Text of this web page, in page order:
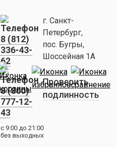
8 (812)
336-43-
62
8 (800)
777-12-
43
с 9:00 до 21:00
без выходных
г. Санкт-
Петербург,
пос. Бугры,
Шоссейная 1А
Проверить
подлинность